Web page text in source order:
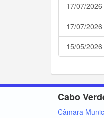
17/07/2026
17/07/2026
15/05/2026
Cabo
Câmara